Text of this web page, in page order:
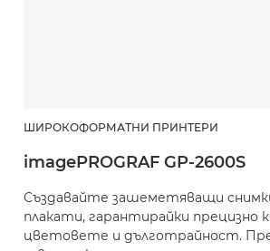
ШИРОКОФОРМАТНИ ПРИНТЕРИ
imagePROGRAF GP-2600S
Създавайте зашеметяващи
плакати, гарантирайки прецизно
цветовете и дълготрайност.